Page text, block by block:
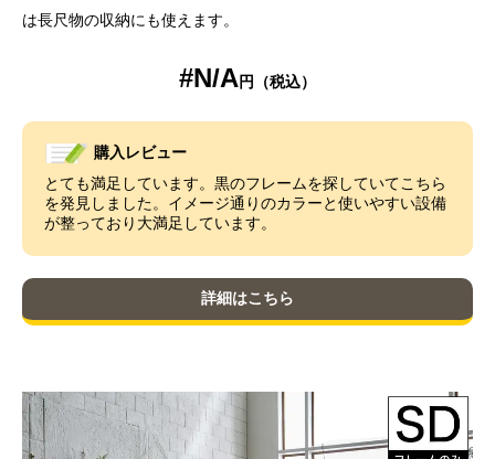
は長尺物の収納にも使えます。
#N/A
購入レビュー
とても満足しています。黒のフレームを探していてこちら
を発見しました。イメージ通りのカラーと使いやすい設備
が整っており大満足しています。
詳細はこちら